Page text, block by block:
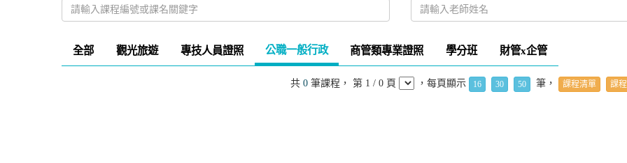
全部 觀光旅遊 專技人員證照 公職一般行政 商管類專業證照 學分班 財管x企管
共 0筆課程， 第 1 / 0 頁 ，每頁顯示 16 30 50 筆， 課程清單 課